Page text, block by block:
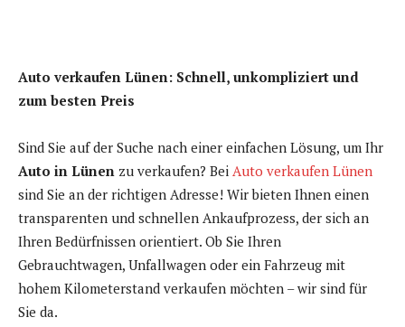
Auto verkaufen Lünen: Schnell, unkompliziert und
zum besten Preis
Sind Sie auf der Suche nach einer einfachen Lösung, um Ihr
Auto in Lünen zu verkaufen? Bei Auto verkaufen Lünen
sind Sie an der richtigen Adresse! Wir bieten Ihnen einen
transparenten und schnellen Ankaufprozess, der sich an
Ihren Bedürfnissen orientiert. Ob Sie Ihren
Gebrauchtwagen, Unfallwagen oder ein Fahrzeug mit
hohem Kilometerstand verkaufen möchten – wir sind für
Sie da.